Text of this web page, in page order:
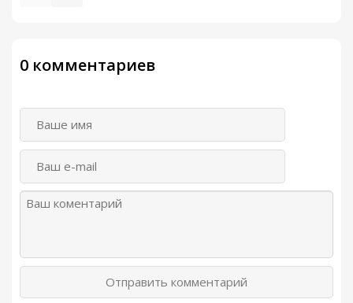
0 комментариев
Отправить комментарий